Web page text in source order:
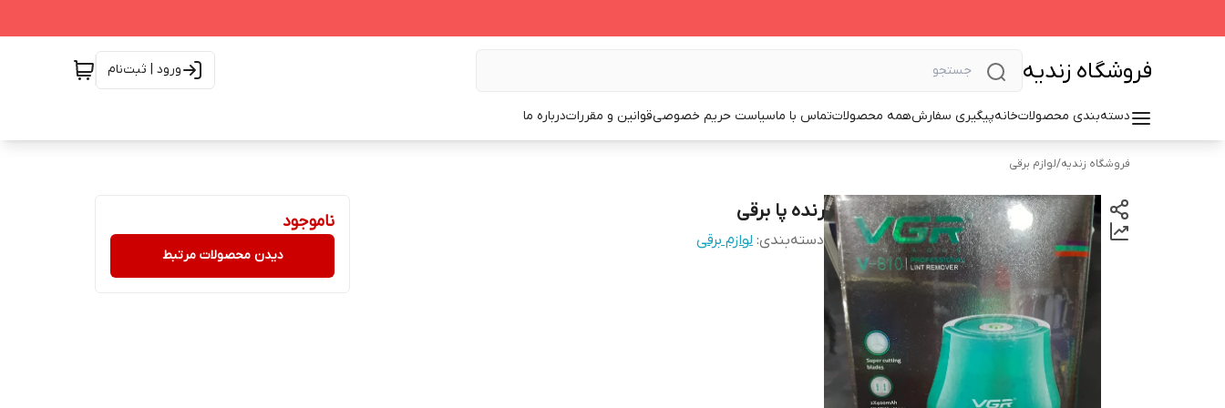
فروشگاه زندیه ورود | ثبت‌نام
دسته‌بندی محصولاتخانهپیگیری سفارشهمه محصولاتتماس با ماسیاست حریم خصوصیقوانین و مقرراتدرباره ما
فروشگاه زندیه/لوازم برقی
رنده پا برقی
دسته‌بندی: لوازم برقی
ناموجود
دیدن محصولات مرتبط